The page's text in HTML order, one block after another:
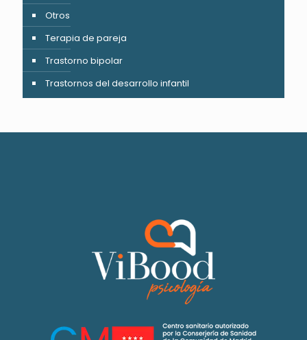
Otros
Terapia de pareja
Trastorno bipolar
Trastornos del desarrollo infantil